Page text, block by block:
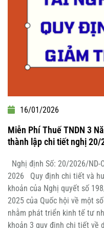
16/01/2026
Miễn Phí Thuế TNDN 3
thành lập chi tiết nghị 20/
Nghị định Số: 20/2026/ND-
2026 Quy định chi tiết và
khoản của Nghị quyết số
2025 của Quốc hội về một
nhằm phát triển kinh tế tư
khoản 3 quy định chi tiết về